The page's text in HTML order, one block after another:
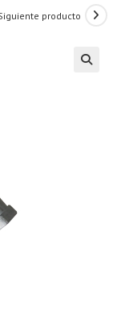
producto